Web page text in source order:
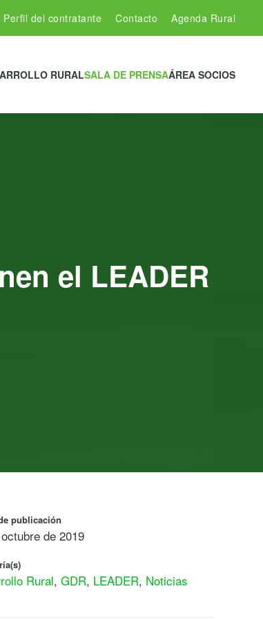
Perfil del contratante Contacto Agenda Rural
RURALSALA DE PRENSAÁREA SOCIOS
el LEADER
publicación
de 2019
Rural, GDR, LEADER, Noticias